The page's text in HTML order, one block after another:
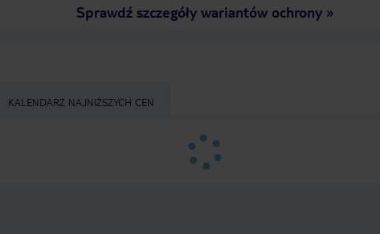
Sprawdź szczegóły wariantów ochrony»
KALENDARZ NAJNIŻSZYCH CEN